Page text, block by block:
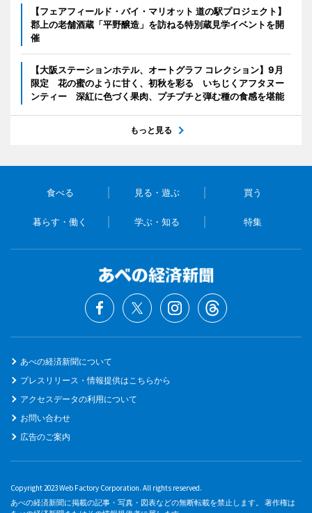
【フェアフィールド・バイ・マリオット 道の駅プロジェクト】
郡上の老舗酒蔵「平野醸造」を訪ねる特別蔵見学イベントを開
催
【大阪ステーションホテル、オートグラフ コレクション】9月
限定 花の蜜のように甘く、初秋を彩る いちじくアフタヌー
ンティー 深紅に色づく果肉、プチプチと弾む種の食感を堪能
もっと見る
食べる 見る・遊ぶ 買う
暮らす・働く 学ぶ・知る 特集
あべの経済新聞について
プレスリリース・情報提供はこちらから
アクセスデータの利用について
お問い合わせ
広告のご案内
Copyright 2023 Web Factory Corporation. All rights reserved.
あべの経済新聞に掲載の記事・写真・図表などの無断転載を禁止します。 著作権は